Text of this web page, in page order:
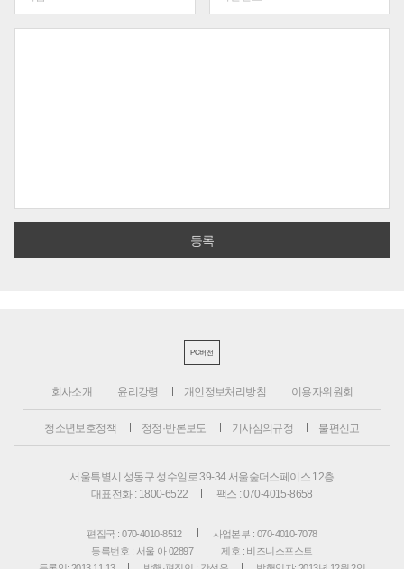
PC버전
회사소개 윤리강령 개인정보처리방침 이용자위원회
청소년보호정책 정정·반론보도 기사심의규정 불편신고
서울특별시 성동구 성수일로 39-34 서울숲더스페이스 12층
대표전화 : 1800-6522
팩스 : 070-4015-8658
편집국 : 070-4010-8512
사업본부 : 070-4010-7078
등록번호 : 서울 아 02897
제호 : 비즈니스포스트